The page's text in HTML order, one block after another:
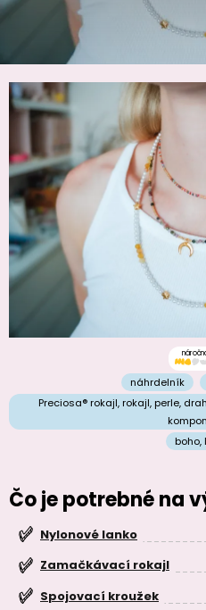
náhrdelník
Preciosa® rokajl, rokajl, perle,
boho,
Čo je potrebné na
Nylonové lanko
Zamačkávací rokajl
Spojovací kroužek